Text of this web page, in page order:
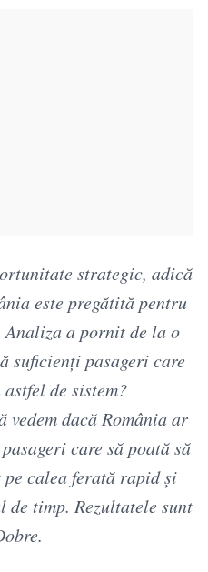
strategic, adică
este pregătită pentru
Analiza a pornit de la o
suficienţi pasageri care
de sistem?
vedem dacă România ar
care să poată să
calea ferată rapid şi
timp. Rezultatele sunt